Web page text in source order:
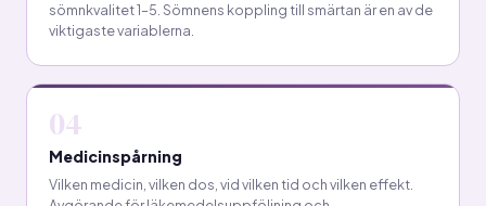
sömnkvalitet 1–5. Sömnens koppling till smärtan är en av de
viktigaste variablerna.
04
Medicinspårning
Vilken medicin, vilken dos, vid vilken tid och vilken effekt.